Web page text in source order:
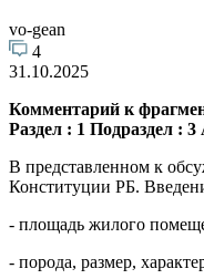
vo-gean
4
31.10.2025
Комментарий к
Раздел : 1 Подраздел : 3
В представленном к
Конституции РБ.
- площадь жилого
- порода, размер,